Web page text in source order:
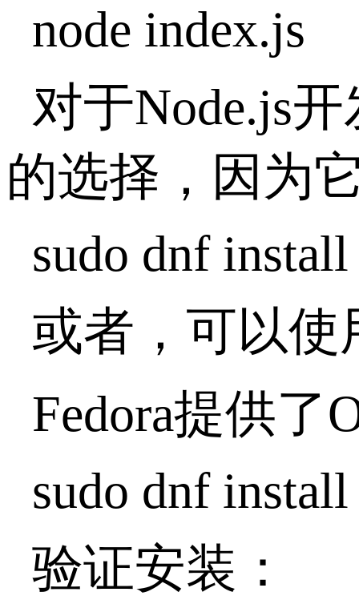
node index.js
对于Node.js
的选择，因为
sudo dnf
或者，可以使
Fedora提供了
sudo dnf
验证安装：